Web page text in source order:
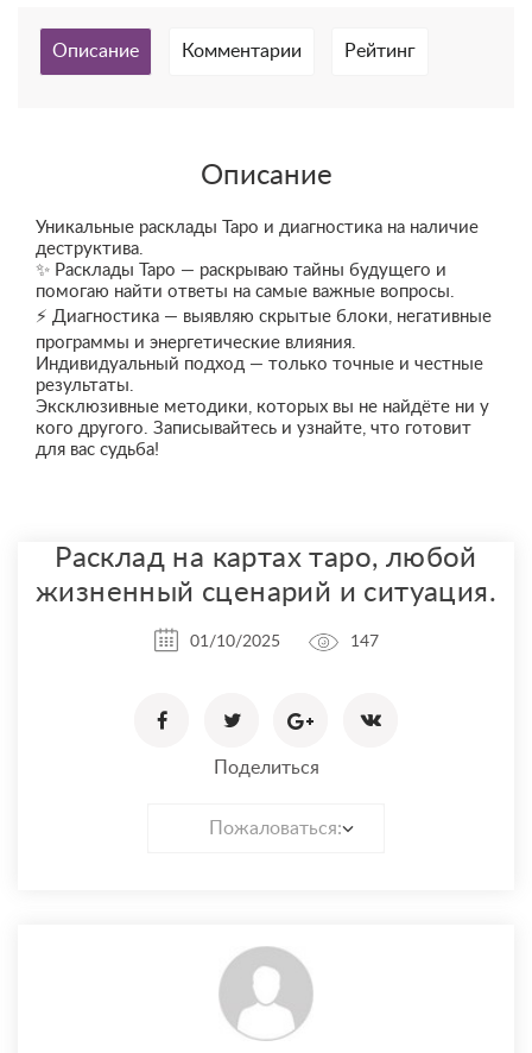
Описание Комментарии Рейтинг
Описание
Уникальные расклады Таро и диагностика на наличие
деструктива.
✨ Расклады Таро — раскрываю тайны будущего и
помогаю найти ответы на самые важные вопросы.
⚡ Диагностика — выявляю скрытые блоки, негативные
программы и энергетические влияния.
Индивидуальный подход — только точные и честные
результаты.
Эксклюзивные методики, которых вы не найдёте ни у
кого другого. Записывайтесь и узнайте, что готовит
для вас судьба!
Расклад на картах таро, любой
жизненный сценарий и ситуация.
01/10/2025 147
Поделиться
Пожаловаться: